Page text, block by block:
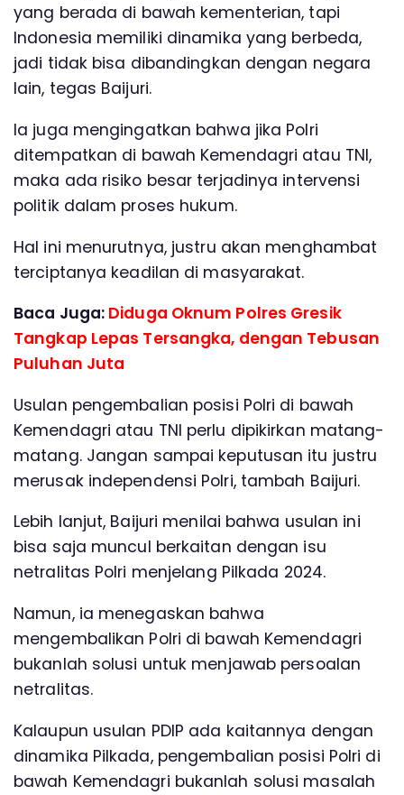
yang berada di bawah kementerian, tapi
Indonesia memiliki dinamika yang berbeda,
jadi tidak bisa dibandingkan dengan negara
lain, tegas Baijuri.
Ia juga mengingatkan bahwa jika Polri
ditempatkan di bawah Kemendagri atau TNI,
maka ada risiko besar terjadinya intervensi
politik dalam proses hukum.
Hal ini menurutnya, justru akan menghambat
terciptanya keadilan di masyarakat.
Baca Juga: Diduga Oknum Polres Gresik
Tangkap Lepas Tersangka, dengan Tebusan
Puluhan Juta
Usulan pengembalian posisi Polri di bawah
Kemendagri atau TNI perlu dipikirkan matang-
matang. Jangan sampai keputusan itu justru
merusak independensi Polri, tambah Baijuri.
Lebih lanjut, Baijuri menilai bahwa usulan ini
bisa saja muncul berkaitan dengan isu
netralitas Polri menjelang Pilkada 2024.
Namun, ia menegaskan bahwa
mengembalikan Polri di bawah Kemendagri
bukanlah solusi untuk menjawab persoalan
netralitas.
Kalaupun usulan PDIP ada kaitannya dengan
dinamika Pilkada, pengembalian posisi Polri di
bawah Kemendagri bukanlah solusi masalah